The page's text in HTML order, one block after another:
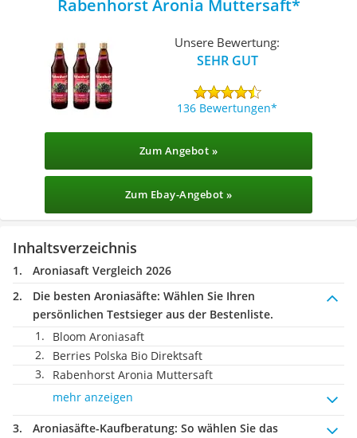
Rabenhorst Aronia Muttersaft
Unsere Bewertung:
SEHR GUT
136 Bewertungen
Zum Angebot »
Zum Ebay-Angebot »
Inhaltsverzeichnis
Aroniasaft Vergleich 2026
Die besten Aroniasäfte: Wählen Sie Ihren
persönlichen Testsieger aus der Bestenliste.
Bloom Aroniasaft
Berries Polska Bio Direktsaft
Rabenhorst Aronia Muttersaft
mehr anzeigen
Aroniasäfte-Kaufberatung: So wählen Sie das